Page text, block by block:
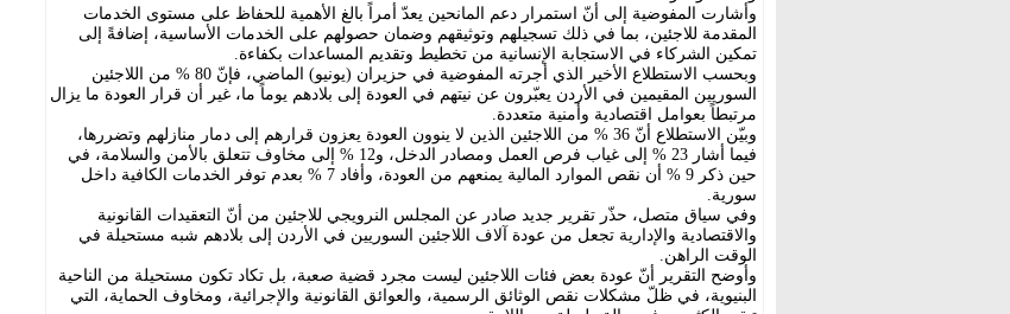
وأشارت المفوضية إلى أنّ استمرار دعم المانحين يعدّ أمراً بالغ الأهمية للحفاظ على مستوى الخدمات
المقدمة للاجئين، بما في ذلك تسجيلهم وتوثيقهم وضمان حصولهم على الخدمات الأساسية، إضافةً إلى
تمكين الشركاء في الاستجابة الإنسانية من تخطيط وتقديم المساعدات بكفاءة.
وبحسب الاستطلاع الأخير الذي أجرته المفوضية في حزيران (يونيو) الماضي، فإنّ 80 % من اللاجئين
السوريين المقيمين في الأردن يعبّرون عن نيتهم في العودة إلى بلادهم يوماً ما، غير أن قرار العودة ما يزال
مرتبطاً بعوامل اقتصادية وأمنية متعددة.
وبيّن الاستطلاع أنّ 36 % من اللاجئين الذين لا ينوون العودة يعزون قرارهم إلى دمار منازلهم وتضررها،
فيما أشار 23 % إلى غياب فرص العمل ومصادر الدخل، و12 % إلى مخاوف تتعلق بالأمن والسلامة، في
حين ذكر 9 % أن نقص الموارد المالية يمنعهم من العودة، وأفاد 7 % بعدم توفر الخدمات الكافية داخل
سورية.
وفي سياق متصل، حذّر تقرير جديد صادر عن المجلس النرويجي للاجئين من أنّ التعقيدات القانونية
والاقتصادية والإدارية تجعل من عودة آلاف اللاجئين السوريين في الأردن إلى بلادهم شبه مستحيلة في
الوقت الراهن.
وأوضح التقرير أنّ عودة بعض فئات اللاجئين ليست مجرد قضية صعبة، بل تكاد تكون مستحيلة من الناحية
البنيوية، في ظلّ مشكلات نقص الوثائق الرسمية، والعوائق القانونية والإجرائية، ومخاوف الحماية، التي